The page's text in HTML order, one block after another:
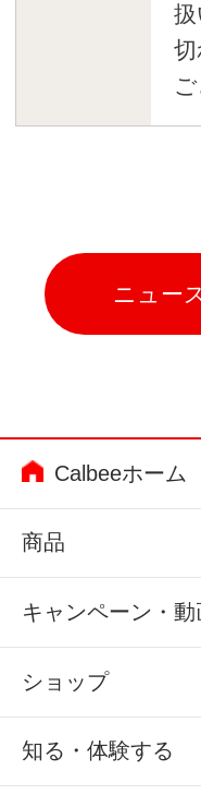
ニュー
Calbeeホーム
商品
キャンペーン・動
ショップ
知る・体験する